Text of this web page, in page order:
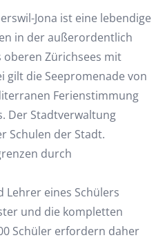
Jona ist eine lebendige
in der außerordentlich
oberen Zürichsees mit
gilt die Seepromenade von
Ferienstimmung
Der Stadtverwaltung
Schulen der Stadt.
durch
Lehrer eines Schülers
und die kompletten
Schüler erfordern daher